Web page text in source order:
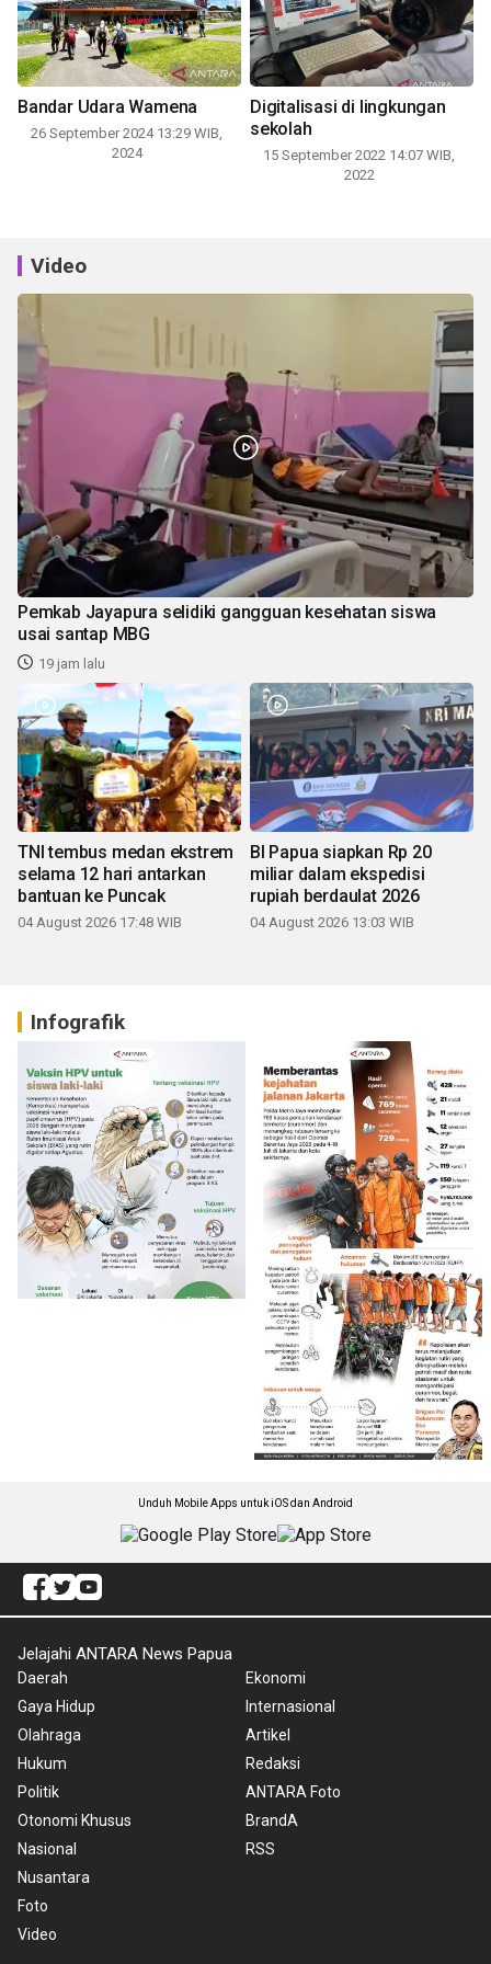
Bandar Udara Wamena
26 September 2024 13:29 WIB,
2024
Digitalisasi di lingkungan
sekolah
15 September 2022 14:07 WIB,
2022
Video
Pemkab Jayapura selidiki gangguan kesehatan siswa
usai santap MBG
19 jam lalu
TNI tembus medan ekstrem
selama 12 hari antarkan
bantuan ke Puncak
04 August 2026 17:48 WIB
BI Papua siapkan Rp 20
miliar dalam ekspedisi
rupiah berdaulat 2026
04 August 2026 13:03 WIB
Infografik
Unduh Mobile Apps untuk iOS dan Android
Jelajahi ANTARA News Papua
Daerah
Gaya Hidup
Olahraga
Hukum
Politik
Otonomi Khusus
Nasional
Nusantara
Foto
Video
Ekonomi
Internasional
Artikel
Redaksi
ANTARA Foto
BrandA
RSS